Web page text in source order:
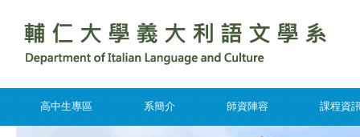
高中生專區 系簡介 師資陣容 課程資